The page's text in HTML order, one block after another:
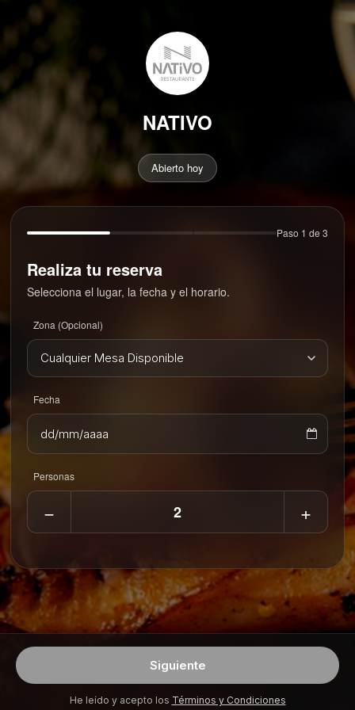
NATIVO
Abierto hoy
Paso 1 de 3
Realiza tu reserva
Selecciona el lugar, la fecha y el horario.
Zona (Opcional)
Fecha
Personas
− +
Siguiente
He leído y acepto los Términos y Condiciones
Volver Sí, continuar